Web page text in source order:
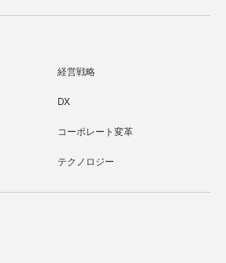
経営戦略
DX
コーポレート変革
テクノロジー